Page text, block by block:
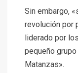
Sin embargo,
revolución por
liderado por
pequeño
Matanzas».